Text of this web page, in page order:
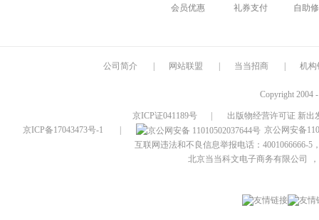
会员优惠
礼券支付
自助
公司简介 网站联盟 当当招商 机构
Copyright 2004
京ICP证041189号
出版物经营许可证 新出
京ICP备17043473号-1
京公网安备
互联网违法和不良信息举报电话：4001066666-5
北京当当科文电子商务有限公司